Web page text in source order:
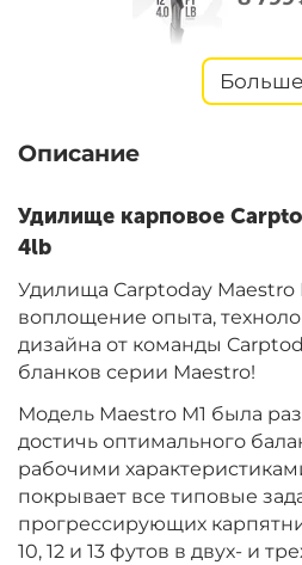
Тест удилища:
Длина удилища:
Тест удилища:
Больше
Описание
Удилище карповое
4lb
Удилища Carptoday Maestro
воплощение опыта,
дизайна от команды
бланков серии Maestro!
Модель Maestro M1 была
достичь оптимального
рабочими
покрывает все типовые
прогрессирующих
10, 12 и 13 футов в двух- и